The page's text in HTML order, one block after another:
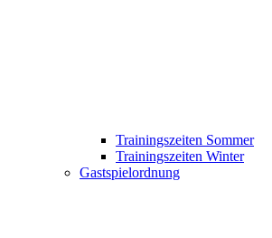
Trainingszeiten Sommer
Trainingszeiten Winter
Gastspielordnung